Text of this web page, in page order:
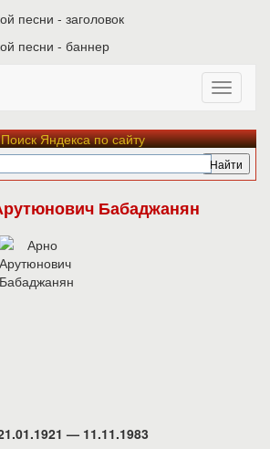
Поиск Яндекса по сайту
Бабаджанян
— 11.11.1983